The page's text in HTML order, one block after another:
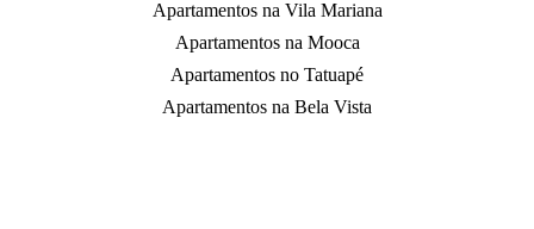
Apartamentos na Vila Mariana
Apartamentos na Mooca
Apartamentos no Tatuapé
Apartamentos na Bela Vista